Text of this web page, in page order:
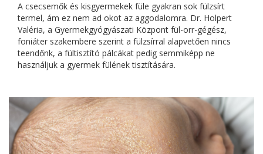
A csecsemők és kisgyermekek füle gyakran sok fülzsírt
termel, ám ez nem ad okot az aggodalomra. Dr. Holpert
Valéria, a Gyermekgyógyászati Központ fül-orr-gégész,
foniáter szakembere szerint a fülzsírral alapvetően nincs
teendőnk, a fültisztító pálcákat pedig semmiképp ne
használjuk a gyermek fülének tisztítására.